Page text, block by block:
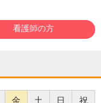
看護師の方
金 土 日 祝